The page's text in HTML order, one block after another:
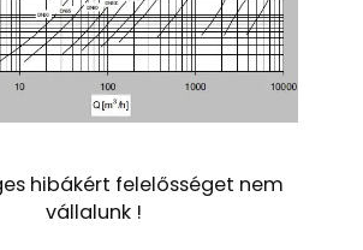
hibákért felelősséget nem
vállalunk !